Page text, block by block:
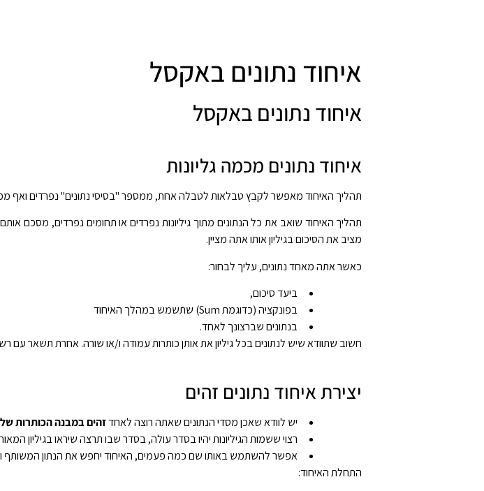
איחוד נתונים באקסל
איחוד נתונים באקסל
איחוד נתונים מכמה גליונות
תהליך האיחוד מאפשר לקבץ טבלאות לטבלה אחת, ממספר "בסיסי נתונים" נפרדים ואף
תהליך האיחוד שואב את כל הנתונים מתוך גיליונות נפרדים או תחומים נפרדים, מסכם
מציב את הסיכום בגיליון אותו אתה מציין.
כאשר אתה מאחד נתונים, עליך לבחור:
ביעד סיכום,
בפונקציה (כדוגמת Sum) שתשמש במהלך האיחוד
בנתונים שברצונך לאחד.
חשוב שתוודא שיש לנתונים בכל גיליון את אותן כותרות עמודה ו/או שורה. אחרת תשאר עם
יצירת איחוד נתונים זהים
יש לוודא שאכן מסדי הנתונים שאתה רוצה לאחדזהים במבנה הכותרות
רצוי ששמות הגיליונות יהיו בסדר עולה, בסדר שבו תרצה שיראו בגיליון
אפשר להשתמש באותו שם כמה פעמים, האיחוד יחפש את הנתון המשותף
התחלת האיחוד: